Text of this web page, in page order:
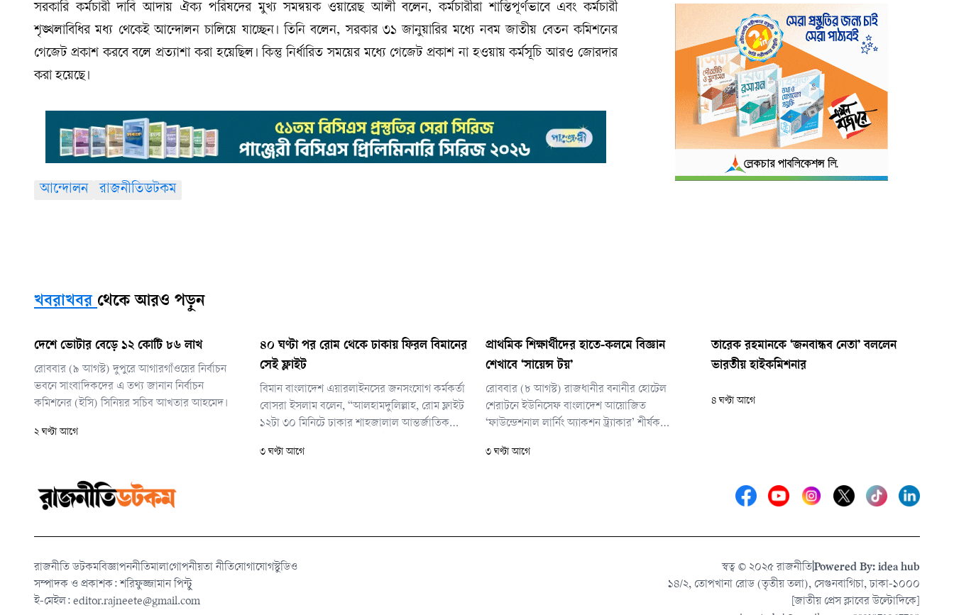
সরকারি কর্মচারী দাবি আদায় ঐক্য পরিষদের মুখ্য সমন্বয়ক ওয়ারেছ আলী বলেন, কর্মচারীরা শান্তিপূর্ণভাবে এবং কর্মচারী
শৃঙ্খলাবিধির মধ্য থেকেই আন্দোলন চালিয়ে যাচ্ছেন। তিনি বলেন, সরকার ৩১ জানুয়ারির মধ্যে নবম জাতীয় বেতন কমিশনের
গেজেট প্রকাশ করবে বলে প্রত্যাশা করা হয়েছিল। কিন্তু নির্ধারিত সময়ের মধ্যে গেজেট প্রকাশ না হওয়ায় কর্মসূচি আরও জোরদার
করা হয়েছে।
আন্দোলন রাজনীতিডটকম
খবরাখবর থেকে আরও পড়ুন
দেশে ভোটার বেড়ে ১২ কোটি ৮৬ লাখ
রোববার (৯ আগস্ট) দুপুরে আগারগাঁওয়ের নির্বাচন
ভবনে সাংবাদিকদের এ তথ্য জানান নির্বাচন
কমিশনের (ইসি) সিনিয়র সচিব আখতার আহমেদ।
২ ঘণ্টা আগে
৪০ ঘণ্টা পর রোম থেকে ঢাকায় ফিরল বিমানের
সেই ফ্লাইট
বিমান বাংলাদেশ এয়ারলাইনসের জনসংযোগ কর্মকর্তা
বোসরা ইসলাম বলেন, “আলহামদুলিল্লাহ, রোম ফ্লাইট
১২টা ৩০ মিনিটে ঢাকার শাহজালাল আন্তর্জাতিক
৩ ঘণ্টা আগে
প্রাথমিক শিক্ষার্থীদের হাতে-কলমে বিজ্ঞান
শেখাবে ‘সায়েন্স টয়’
রোববার (৮ আগস্ট) রাজধানীর বনানীর হোটেল
শেরাটনে ইউনিসেফ বাংলাদেশ আয়োজিত
‘ফাউন্ডেশনাল লার্নিং অ্যাকশন ট্র্যাকার’ শীর্ষক
প্রতিমন্ত্রী।
৩ ঘণ্টা আগে
তারেক রহমানকে ‘জনবান্ধব নেতা’ বললেন
ভারতীয় হাইকমিশনার
৪ ঘণ্টা আগে
রাজনীতি ডটকমবিজ্ঞাপননীতিমালাগোপনীয়তা নীতিযোগাযোগস্টুডিও
সম্পাদক ও প্রকাশক: শরিফুজ্জামান পিন্টু
ই-মেইল: editor.rajneete@gmail.com
স্বত্ব © ২০২৫ রাজনীতিPowered By: idea hub
১৪/২, তোপখানা রোড (তৃতীয় তলা), সেগুনবাগিচা, ঢাকা-১০০০
[জাতীয় প্রেস ক্লাবের উল্টোদিকে]